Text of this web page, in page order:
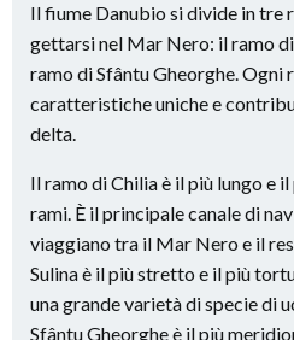
Il fiume Danubio si divide in tre
gettarsi nel Mar Nero: il ramo
ramo di Sfântu Gheorghe. Ogni
caratteristiche uniche e
delta.
Il ramo di Chilia è il più lungo e
rami. È il principale canale di
viaggiano tra il Mar Nero e il
Sulina è il più stretto e il più
una grande varietà di specie di
Sfântu Gheorghe è il più